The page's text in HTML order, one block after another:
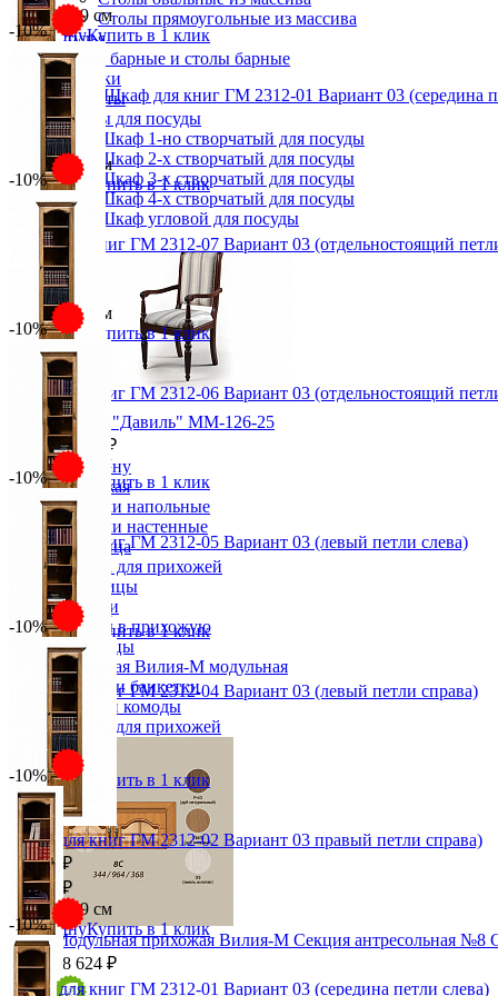
Столы прямоугольные из массива
Стулья
Стулья барные и столы барные
Сундуки
Табуреты
Шкафы для посуды
Шкаф 1-но створчатый для посуды
Шкаф 2-х створчатый для посуды
Шкаф 3-х створчатый для посуды
Шкаф 4-х створчатый для посуды
Шкаф угловой для посуды
Кресло "Давиль" ММ-126-25
43 600 ₽
В корзину
Прихожая
Вешалки напольные
Вешалки настенные
Газетница
Зеркала для прихожей
Ключницы
Консоли
Наборы в прихожую
Обувницы
Прихожая Вилия-М модульная
Скамьи и банкетки
Тумбы и комоды
Шкафы для прихожей
Модульная прихожая Вилия-М Секция антресольная №8
18 624 ₽
51х246х39 см
В корзинуКупить в 1 клик
Модульный Шкаф для книг ГМ 2312-01 Вариант 03 (середина
33 957 ₽
37 730 ₽
51х246х39 см
В корзину
Купить в 1 клик
-10%
Шкаф для книг ГМ 2312-07 Вариант 03 (отдельностоящий
35 512 ₽
39 458 ₽
51х246х39 см
В корзину
Купить в 1 клик
-10%
Шкаф для книг ГМ 2312-06 Вариант 03 (отдельностоящий
35 512 ₽
39 458 ₽
51х246х39 см
В корзину
Купить в 1 клик
-10%
Шкаф для книг ГМ 2312-05 Вариант 03 (левый петли слева)
35 178 ₽
39 087 ₽
51х246х39 см
В корзину
Купить в 1 клик
-10%
Шкаф для книг ГМ 2312-04 Вариант 03 (левый петли справа)
35 178 ₽
39 087 ₽
51х246х39 см
В корзину
Купить в 1 клик
-10%
Шкаф для книг ГМ 2312-02 Вариант 03 правый петли справа)
35 178 ₽
39 087 ₽
51х246х39 см
В корзинуКупить в 1 клик
-10%
Шкаф для книг ГМ 2312-01 Вариант 03 (середина петли слева)
-10%